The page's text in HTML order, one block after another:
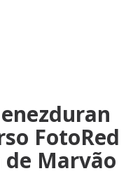
FotoRed
Marvão